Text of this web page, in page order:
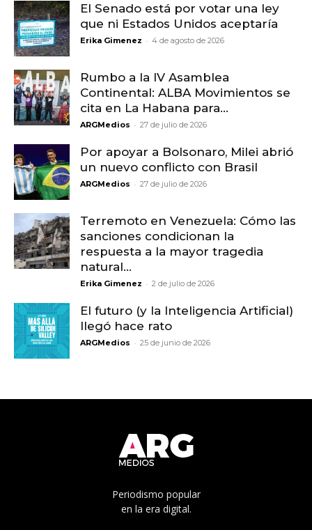
El Senado está por votar una ley
que ni Estados Unidos aceptaría
Erika Gimenez - 4 de agosto de 2026
Rumbo a la IV Asamblea
Continental: ALBA Movimientos se
cita en La Habana para...
ARGMedios - 27 de julio de 2026
Por apoyar a Bolsonaro, Milei abrió
un nuevo conflicto con Brasil
ARGMedios - 27 de julio de 2026
Terremoto en Venezuela: Cómo las
sanciones condicionan la
respuesta a la mayor tragedia
natural...
Erika Gimenez - 2 de julio de 2026
El futuro (y la Inteligencia Artificial)
llegó hace rato
ARGMedios - 25 de junio de 2026
Periodismo popular
en la era digital.